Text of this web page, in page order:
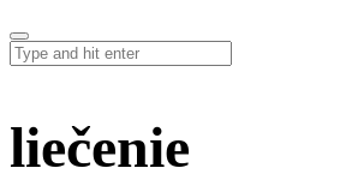
liečenie